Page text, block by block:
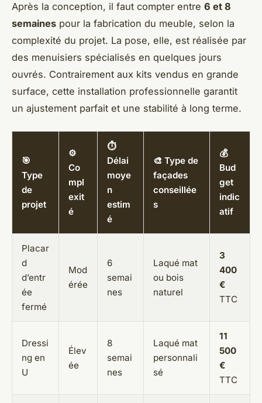
Après la conception, il faut compter entre 6 et 8
semaines pour la fabrication du meuble, selon la
complexité du projet. La pose, elle, est réalisée par
des menuisiers spécialisés en quelques jours
ouvrés. Contrairement aux kits vendus en grande
surface, cette installation professionnelle garantit
un ajustement parfait et une stabilité à long terme.
🎯
Type
de
projet
⚙️
Co
mpl
exit
é
⏱️
Délai
moye
n
estim
é
🎨 Type de
façades
conseillée
s
💰
Bud
get
indic
atif
Placar
d
d’entr
ée
fermé
Mod
érée
6
semai
nes
Laqué mat
ou bois
naturel
3
400
€
TTC
Dressi
ng en
U
Élev
ée
8
semai
nes
Laqué mat
personnali
sé
11
500
€
TTC